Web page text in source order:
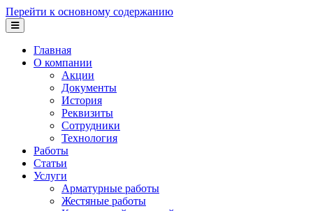
Перейти к основному содержанию
Главная
О компании
Акции
Документы
История
Реквизиты
Сотрудники
Технология
Работы
Статьи
Услуги
Арматурные работы
Жестяные работы